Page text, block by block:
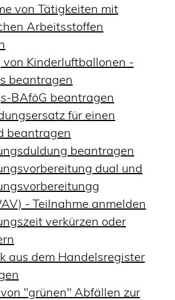
von Tätigkeiten mit
Arbeitsstoffen
von Kinderluftballonen -
beantragen
BAföG beantragen
für einen
beantragen
beantragen
dual und
- Teilnahme anmelden
verkürzen oder
aus dem Handelsregister
"grünen" Abfällen zur